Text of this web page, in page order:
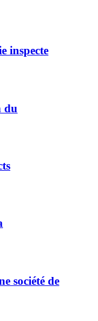
inspecte
du
société de